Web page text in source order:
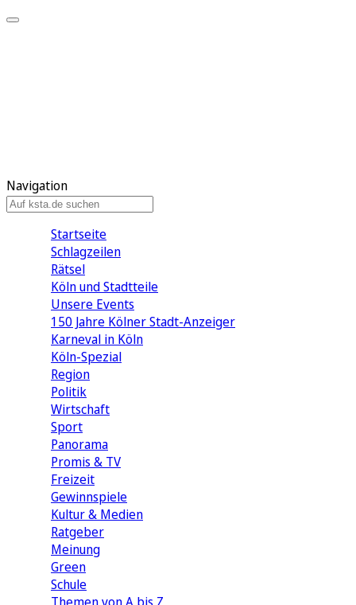
Navigation
Startseite
Schlagzeilen
Rätsel
Köln und Stadtteile
Unsere Events
150 Jahre Kölner Stadt-Anzeiger
Karneval in Köln
Köln-Spezial
Region
Politik
Wirtschaft
Sport
Panorama
Promis & TV
Freizeit
Gewinnspiele
Kultur & Medien
Ratgeber
Meinung
Green
Schule